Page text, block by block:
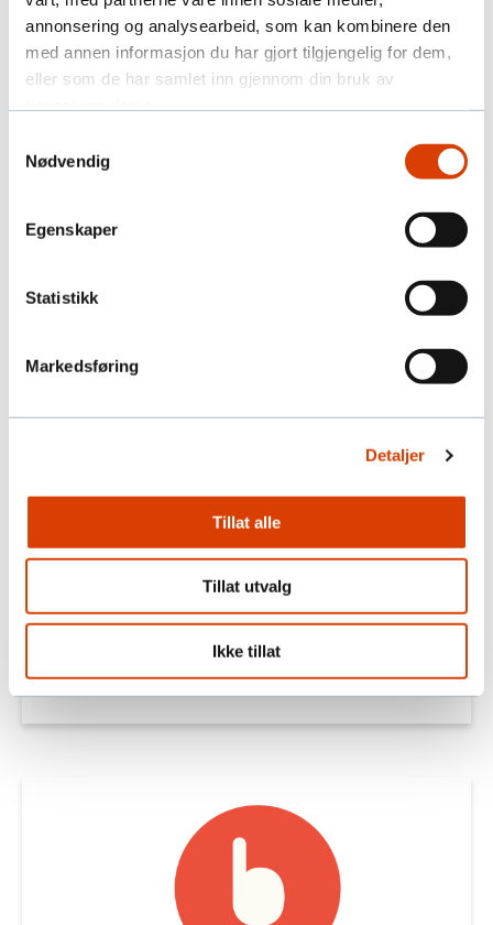
annonsering og analysearbeid, som kan kombinere den
med annen informasjon du har gjort tilgjengelig for dem,
eller som de har samlet inn gjennom din bruk av
Nødvendig
Egenskaper
Statistikk
Markedsføring
Detaljer
Tillat alle
Tillat utvalg
Ikke tillat
Kviq
Stem Agency
Stem Agency er eksperter på
responsutløsende kommunikasjon og
rekrutterer et stort volum nye givere og
medlemmer hvert eneste år.